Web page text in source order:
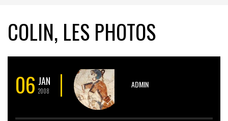
COLIN, LES PHOTOS
06 JAN
2008
ADMIN